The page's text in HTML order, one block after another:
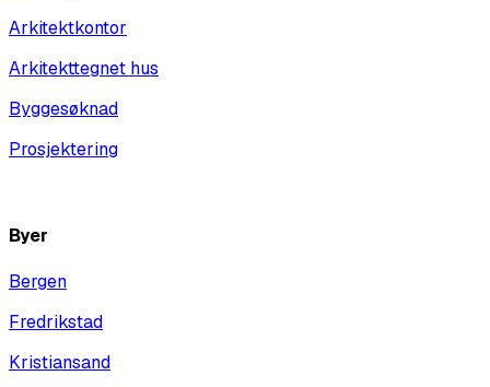
Arkitektkontor
Arkitekttegnet hus
Byggesøknad
Prosjektering
Byer
Bergen
Fredrikstad
Kristiansand